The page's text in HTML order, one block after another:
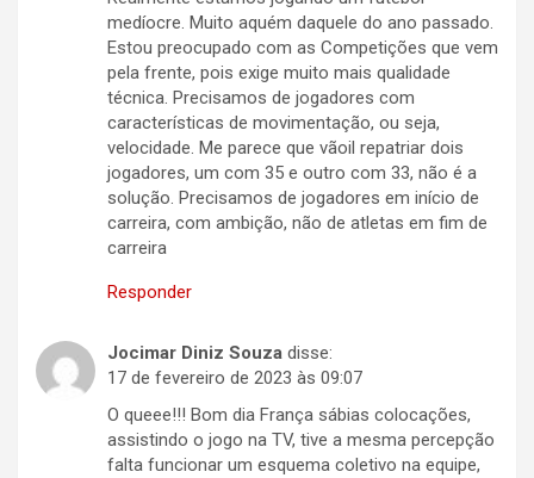
medíocre. Muito aquém daquele do ano passado.
Estou preocupado com as Competições que vem
pela frente, pois exige muito mais qualidade
técnica. Precisamos de jogadores com
características de movimentação, ou seja,
velocidade. Me parece que vãoil repatriar dois
jogadores, um com 35 e outro com 33, não é a
solução. Precisamos de jogadores em início de
carreira, com ambição, não de atletas em fim de
carreira
Responder
Jocimar Diniz Souza disse:
17 de fevereiro de 2023 às 09:07
O queee!!! Bom dia França sábias colocações,
assistindo o jogo na TV, tive a mesma percepção
falta funcionar um esquema coletivo na equipe,